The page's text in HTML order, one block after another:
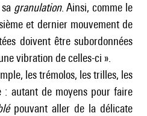
granulation. Ainsi, comme le
et dernier mouvement de
doivent être subordonnées
vibration de celles-ci ».
les trémolos, les trilles, les
: autant de moyens pour faire
pouvant aller de la délicate